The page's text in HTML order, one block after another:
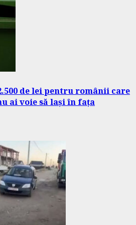
de lei pentru românii care
ai voie să lași în fața